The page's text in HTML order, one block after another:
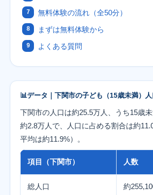
無料体験の流れ（全50分）
まずは無料体験から
よくある質問
データ｜下関市の子ども（15歳未満）人
下関市の人口は約25.5万人、うち15歳
約2.8万人で、人口に占める割合は約
平均は約11.9%）。
項目（下関市） 人数
総人口 約